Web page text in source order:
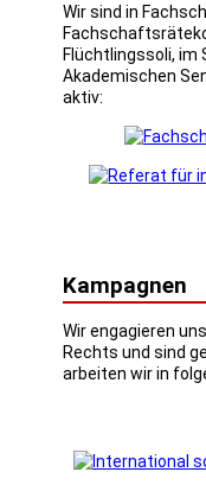
Wir sind in
Flüchtlingssoli, im
Akademischen
aktiv:
Kampagnen
Wir engagieren
Rechts und sind
arbeiten wir in